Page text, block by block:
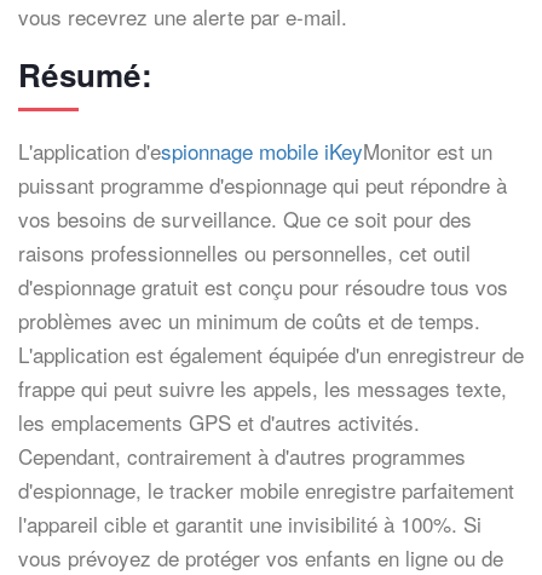
vous recevrez une alerte par e-mail.
Résumé:
L'application d'espionnage mobile iKeyMonitor est un
puissant programme d'espionnage qui peut répondre à
vos besoins de surveillance. Que ce soit pour des
raisons professionnelles ou personnelles, cet outil
d'espionnage gratuit est conçu pour résoudre tous vos
problèmes avec un minimum de coûts et de temps.
L'application est également équipée d'un enregistreur de
frappe qui peut suivre les appels, les messages texte,
les emplacements GPS et d'autres activités.
Cependant, contrairement à d'autres programmes
d'espionnage, le tracker mobile enregistre parfaitement
l'appareil cible et garantit une invisibilité à 100%. Si
vous prévoyez de protéger vos enfants en ligne ou de